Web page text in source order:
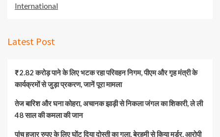
International
Latest Post
₹2.82 करोड़ पाने के लिए भटक रहा परिवहन निगम, पीएम और गृह मंत्री के
कार्यक्रमों से जुड़ा प्रकरण, जानें पूरा मामला
तेज बारिश और घना कोहरा, अचानक झाड़ी से निकला जंगल का शिकारी, ले ली
48 साल की कमला की जान
पांच हजार रुपए के लिए घोंट दिया दोस्ती का गला, बेरहमी से किया मर्डर, आरोपी